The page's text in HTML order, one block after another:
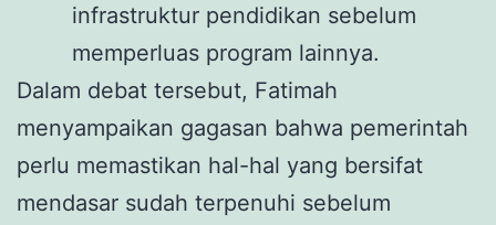
infrastruktur pendidikan sebelum
memperluas program lainnya.
Dalam debat tersebut, Fatimah
menyampaikan gagasan bahwa pemerintah
perlu memastikan hal-hal yang bersifat
mendasar sudah terpenuhi sebelum